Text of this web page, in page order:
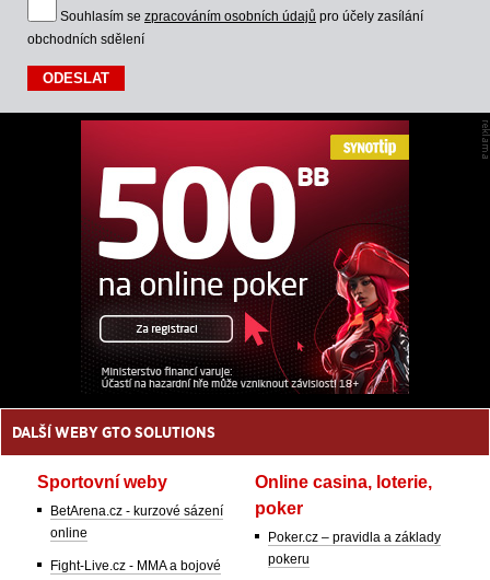
Souhlasím se zpracováním osobních údajů pro účely zasílání
obchodních sdělení
DALŠÍ WEBY GTO SOLUTIONS
Sportovní weby
BetArena.cz - kurzové sázení
online
Fight-Live.cz - MMA a bojové
Online casina, loterie,
poker
Poker.cz – pravidla a základy
pokeru